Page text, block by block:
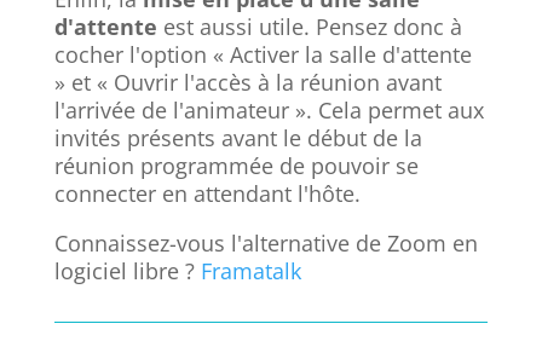
d'attente est aussi utile. Pensez donc à
cocher l'option « Activer la salle d'attente
» et « Ouvrir l'accès à la réunion avant
l'arrivée de l'animateur ». Cela permet aux
invités présents avant le début de la
réunion programmée de pouvoir se
connecter en attendant l'hôte.
Connaissez-vous l'alternative de Zoom en
logiciel libre ? Framatalk